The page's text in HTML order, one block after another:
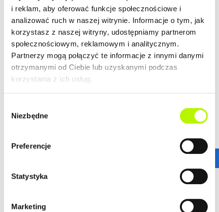
i reklam, aby oferować funkcje społecznościowe i
analizować ruch w naszej witrynie. Informacje o tym, jak
korzystasz z naszej witryny, udostępniamy partnerom
społecznościowym, reklamowym i analitycznym.
Partnerzy mogą połączyć te informacje z innymi danymi
otrzymanymi od Ciebie lub uzyskanymi podczas
korzystania z ich usług.
zgody
Niezbędne
Preferencje
Statystyka
Marketing